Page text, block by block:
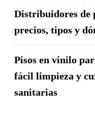
Distribuidores de
precios, tipos y
Pisos en vinilo
fácil limpieza y
sanitarias